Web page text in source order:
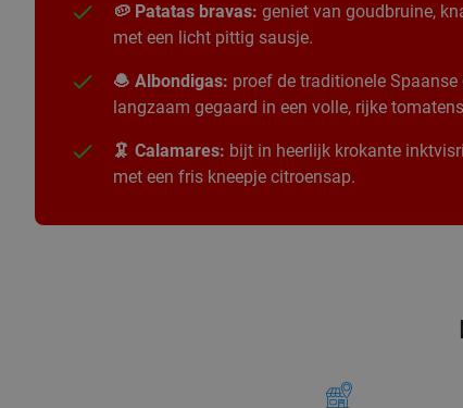
🥔 Patatas bravas: geniet van goudbruine,
met een licht pittig sausje.
🧆 Albondigas: proef de traditionele
langzaam gegaard in een volle, rijke
🦑 Calamares: bijt in heerlijk krokante
met een fris kneepje citroensap.